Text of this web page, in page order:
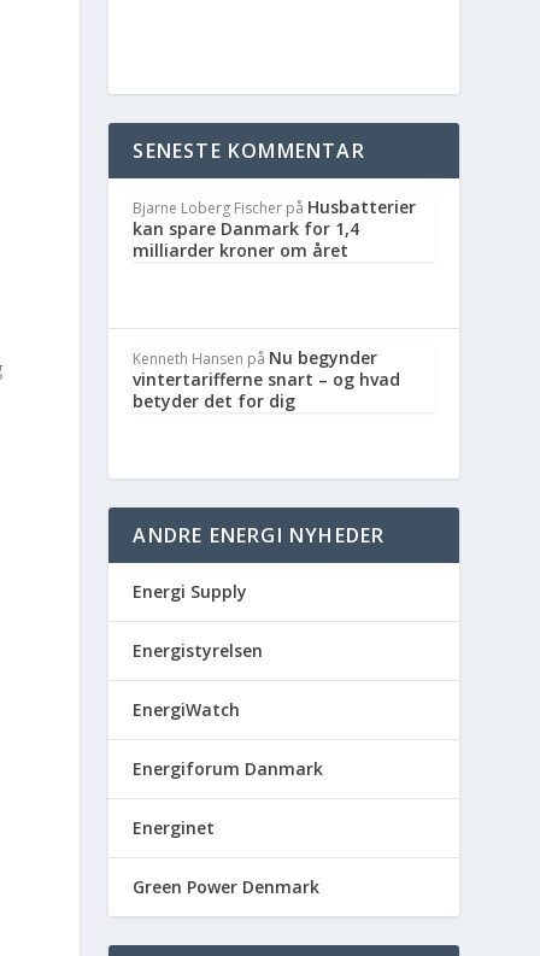
SENESTE KOMMENTAR
Bjarne Loberg Fischer på Husbatterier
kan spare Danmark for 1,4
milliarder kroner om året
Kenneth Hansen på Nu begynder
vintertarifferne snart – og hvad
betyder det for dig
ANDRE ENERGI NYHEDER
Energi Supply
Energistyrelsen
EnergiWatch
Energiforum Danmark
Energinet
Green Power Denmark